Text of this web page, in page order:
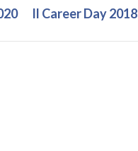
Il Career Day 2018